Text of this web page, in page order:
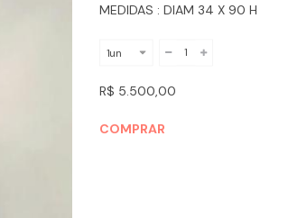
MEDIDAS : DIAM 34 X 90 H
R$ 5.500,00
COMPRAR